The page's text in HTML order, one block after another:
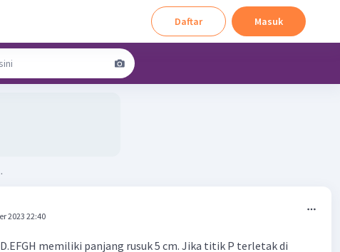
Daftar Masuk
2023 22:40
memiliki panjang rusuk 5 cm. Jika titik P terletak di